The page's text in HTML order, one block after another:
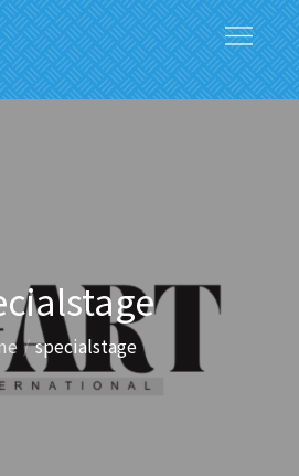
化芸術の架け橋
specialstage